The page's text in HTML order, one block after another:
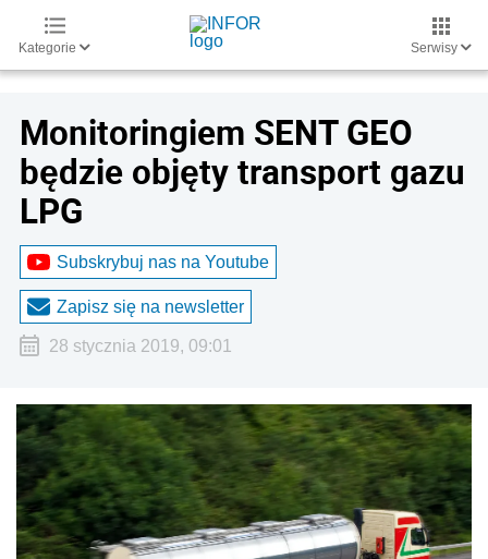
Kategorie Serwisy
Monitoringiem SENT GEO
będzie objęty transport gazu
LPG
Subskrybuj nas na Youtube
Zapisz się na newsletter
28 stycznia 2019, 09:01